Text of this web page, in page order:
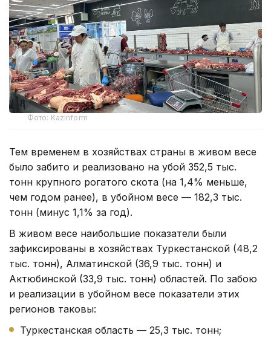
Фото: Kazinform
Тем временем в хозяйствах страны в живом весе
было забито и реализовано на убой 352,5 тыс.
тонн крупного рогатого скота (на 1,4% меньше,
чем годом ранее), в убойном весе — 182,3 тыс.
тонн (минус 1,1% за год).
В живом весе наибольшие показатели были
зафиксированы в хозяйствах Туркестанской (48,2
тыс. тонн), Алматинской (36,9 тыс. тонн) и
Актюбинской (33,9 тыс. тонн) областей. По забою
и реализации в убойном весе показатели этих
регионов таковы:
Туркестанская область — 25,3 тыс. тонн;